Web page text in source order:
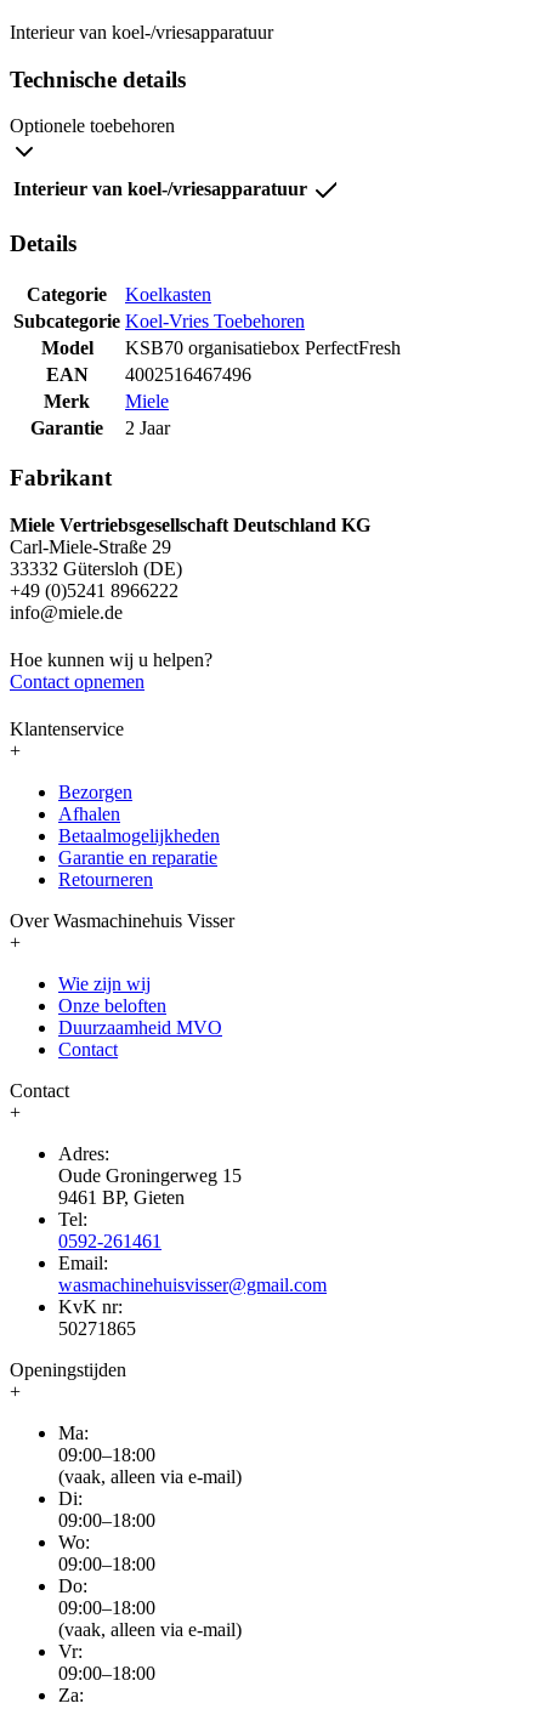
Interieur van koel-/vriesapparatuur
Technische details
Optionele toebehoren
Interieur van koel-/vriesapparatuur
Details
Categorie
Koelkasten
Subcategorie Koel-Vries Toebehoren
Model
KSB70 organisatiebox PerfectFresh
EAN
4002516467496
Merk
Miele
Garantie
2 Jaar
Fabrikant
Miele Vertriebsgesellschaft Deutschland KG
Carl-Miele-Straße 29
33332 Gütersloh (DE)
+49 (0)5241 8966222
info@miele.de
Hoe kunnen wij u helpen?
Contact opnemen
Klantenservice
+
Bezorgen
Afhalen
Betaalmogelijkheden
Garantie en reparatie
Retourneren
Over Wasmachinehuis Visser
+
Wie zijn wij
Onze beloften
Duurzaamheid MVO
Contact
Contact
+
Adres:
Oude Groningerweg 15
9461 BP, Gieten
Tel:
0592-261461
Email:
wasmachinehuisvisser@gmail.com
KvK nr:
50271865
Openingstijden
+
Ma:
09:00–18:00
(vaak, alleen via e-mail)
Di:
09:00–18:00
Wo:
09:00–18:00
Do:
09:00–18:00
(vaak, alleen via e-mail)
Vr:
09:00–18:00
Za: